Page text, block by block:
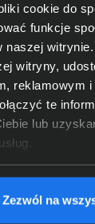
cookie do
funkcje
naszej
witryny,
reklamowym i
te
lub
Zezwól na